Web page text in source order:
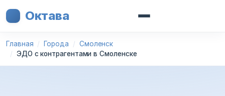
Октава
Главная Города
Смоленск
ЭДО с контрагентами в Смоленске